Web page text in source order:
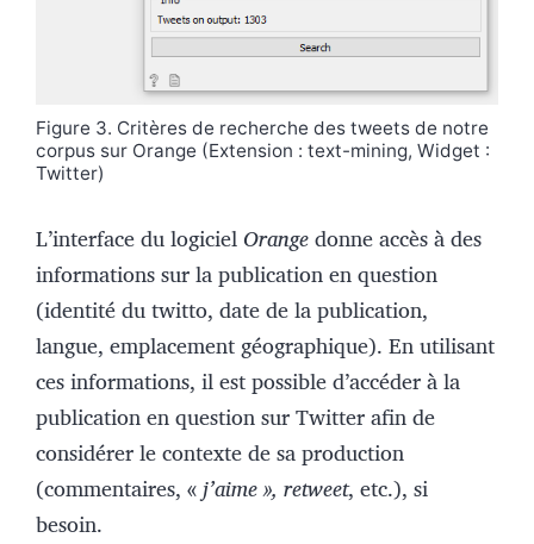
Figure 3. Critères de recherche des tweets de notre
corpus sur Orange (Extension : text-mining, Widget :
Twitter)
L’interface du logiciel Orangedonne accès à des
informations sur la publication en question
(identité du twitto, date de la publication,
langue, emplacement géographique). En utilisant
ces informations, il est possible d’accéder à la
publication en question sur Twitter afin de
considérer le contexte de sa production
(commentaires, «j’aime », retweet, etc.), si
besoin.